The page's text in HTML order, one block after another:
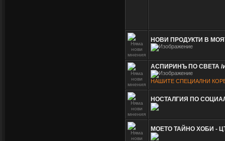
НОВИ ПРОДУКТИ В
АСПИРИНЪ ПО СВЕТА /и
НАШИТЕ СПЕЦИАЛНИ
НОСТАЛГИЯ ПО
МОЕТО ТАЙНО ХОБИ -